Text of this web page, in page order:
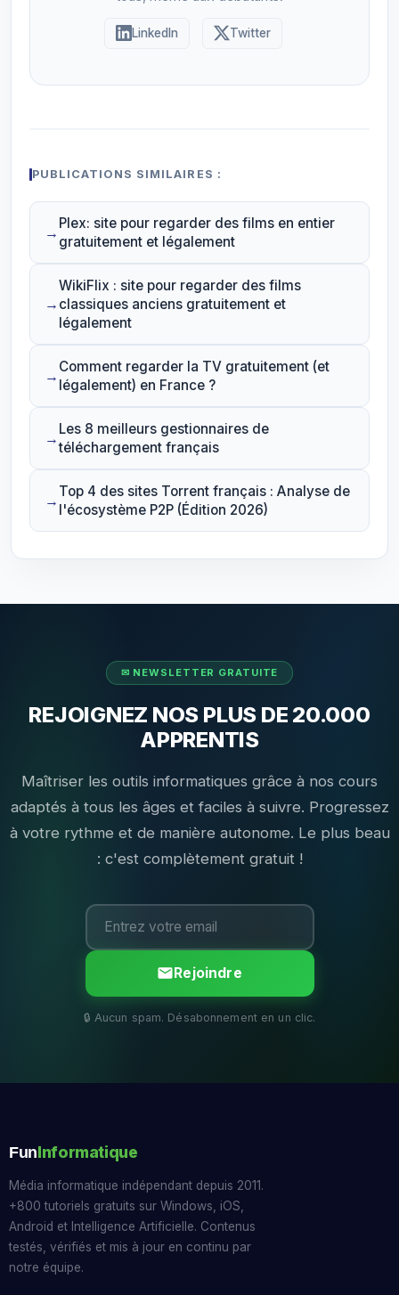
LinkedIn Twitter
PUBLICATIONS SIMILAIRES :
Plex: site pour regarder des films en entier
gratuitement et légalement
WikiFlix : site pour regarder des films
classiques anciens gratuitement et
légalement
Comment regarder la TV gratuitement (et
légalement) en France ?
Les 8 meilleurs gestionnaires de
téléchargement français
Top 4 des sites Torrent français : Analyse de
l'écosystème P2P (Édition 2026)
REJOIGNEZ NOS PLUS DE 20.000
APPRENTIS
Maîtriser les outils informatiques grâce à nos cours
adaptés à tous les âges et faciles à suivre. Progressez
à votre rythme et de manière autonome. Le plus beau
: c'est complètement gratuit !
Rejoindre
FunInformatique
Média informatique indépendant depuis 2011.
+800 tutoriels gratuits sur Windows, iOS,
Android et Intelligence Artificielle. Contenus
testés, vérifiés et mis à jour en continu par
notre équipe.